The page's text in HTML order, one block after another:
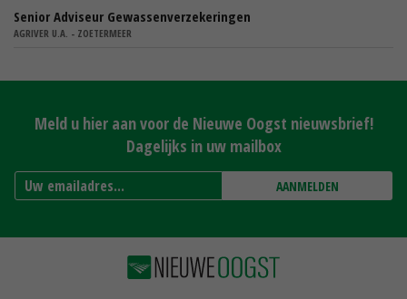
Senior Adviseur Gewassenverzekeringen
AGRIVER U.A. - ZOETERMEER
Meld u hier aan voor de Nieuwe Oogst nieuwsbrief!
Dagelijks in uw mailbox
AANMELDEN